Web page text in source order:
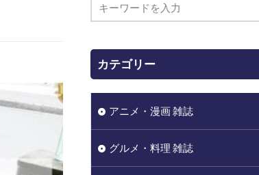
カテゴリー
アニメ・漫画 雑誌
グルメ・料理 雑誌